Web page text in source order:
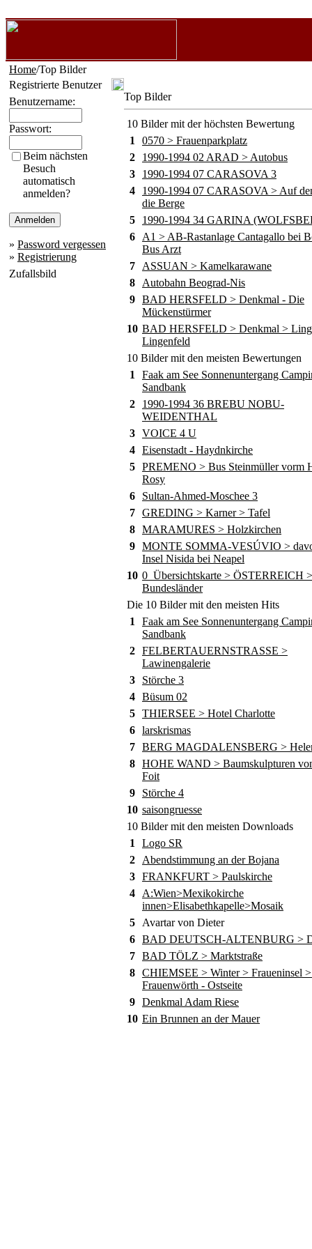
Home/Top Bilder
Registrierte Benutzer
Benutzername:
Passwort:
Beim nächsten
Besuch
automatisch
anmelden?
» Password vergessen
» Registrierung
Zufallsbild
Top Bilder
10 Bilder mit der höchsten Bewertung
1
0570 > Frauenparkplatz
2
1990-1994 02 ARAD > Autobus
3
1990-1994 07 CARASOVA 3
4
1990-1994 07 CARASOVA > Auf
die Berge
5
1990-1994 34 GARINA
6
A1 > AB-Rastanlage Cantagallo bei
Bus Arzt
7
ASSUAN > Kamelkarawane
8
Autobahn Beograd-Nis
9 BAD HERSFELD > Denkmal - Die
Mückenstürmer
10 BAD HERSFELD > Denkmal >
Lingenfeld
10 Bilder mit den meisten Bewertungen
1
Faak am See Sonnenuntergang
Sandbank
2
1990-1994 36 BREBU NOBU-
WEIDENTHAL
3 VOICE 4 U
4 Eisenstadt - Haydnkirche
5 PREMENO > Bus Steinmüller vorm
Rosy
6
Sultan-Ahmed-Moschee 3
7 GREDING > Karner > Tafel
8 MARAMURES > Holzkirchen
9 MONTE SOMMA-VESÚVIO >
Insel Nisida bei Neapel
10 0_Übersichtskarte > ÖSTERREICH >
Bundesländer
Die 10 Bilder mit den meisten Hits
1
Faak am See Sonnenuntergang
Sandbank
2 FELBERTAUERNSTRASSE >
Lawinengalerie
3
Störche 3
4 Büsum 02
5 THIERSEE > Hotel Charlotte
6 larskrismas
7 BERG MAGDALENSBERG >
8 HOHE WAND > Baumskulpturen
Foit
9
Störche 4
10 saisongruesse
10 Bilder mit den meisten Downloads
1
Logo SR
2
Abendstimmung an der Bojana
3 FRANKFURT > Paulskirche
4
A:Wien>Mexikokirche
innen>Elisabethkapelle>Mosaik
5
Avartar von Dieter
6 BAD DEUTSCH-ALTENBURG >
7 BAD TÖLZ > Marktstraße
8 CHIEMSEE > Winter > Fraueninsel
Frauenwörth - Ostseite
9 Denkmal Adam Riese
10 Ein Brunnen an der Mauer